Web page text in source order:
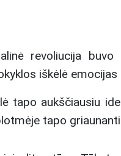
revoliucija
iškėlė
tapo aukščiausiu
tapo